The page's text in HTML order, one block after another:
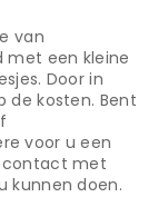
van
met een kleine
Door in
de kosten. Bent
voor u een
contact met
kunnen doen.